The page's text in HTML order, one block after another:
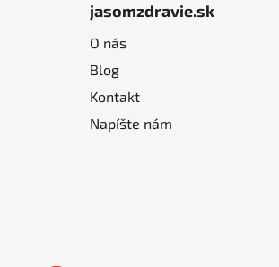
jasomzdravie.sk
O nás
Blog
Kontakt
Napíšte nám